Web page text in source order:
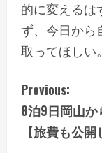
的に変えるは
ず、今日から
取ってほしい。
C
o
Previous:
8泊9日岡山か
【旅費も公開